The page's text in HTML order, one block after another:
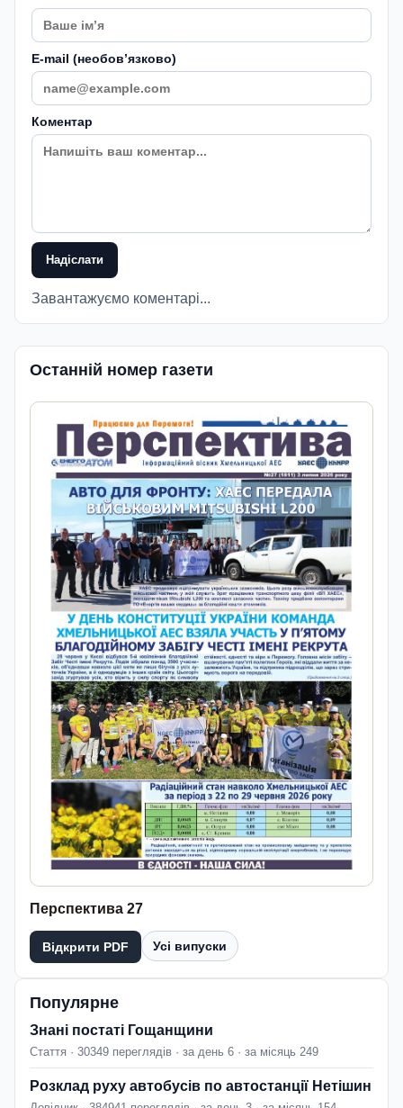
E-mail (необовʼязково)
Коментар
Надіслати
Завантажуємо коментарі...
Останній номер газети
Перспектива 27
Відкрити PDF Усі випуски
Популярне
Знані постаті Гощанщини
Стаття · 30349 переглядів · за день 6 · за місяць 249
Розклад руху автобусів по автостанції Нетішин